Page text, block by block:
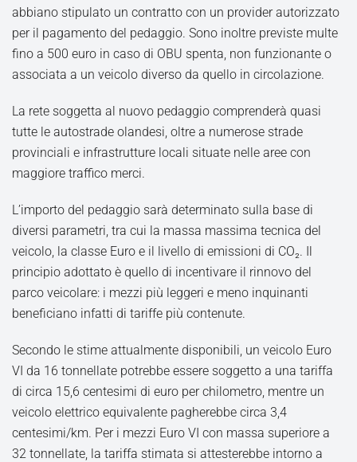
abbiano stipulato un contratto con un provider autorizzato
per il pagamento del pedaggio. Sono inoltre previste multe
fino a 500 euro in caso di OBU spenta, non funzionante o
associata a un veicolo diverso da quello in circolazione.
La rete soggetta al nuovo pedaggio comprenderà quasi
tutte le autostrade olandesi, oltre a numerose strade
provinciali e infrastrutture locali situate nelle aree con
maggiore traffico merci.
L’importo del pedaggio sarà determinato sulla base di
diversi parametri, tra cui la massa massima tecnica del
veicolo, la classe Euro e il livello di emissioni di CO₂. Il
principio adottato è quello di incentivare il rinnovo del
parco veicolare: i mezzi più leggeri e meno inquinanti
beneficiano infatti di tariffe più contenute.
Secondo le stime attualmente disponibili, un veicolo Euro
VI da 16 tonnellate potrebbe essere soggetto a una tariffa
di circa 15,6 centesimi di euro per chilometro, mentre un
veicolo elettrico equivalente pagherebbe circa 3,4
centesimi/km. Per i mezzi Euro VI con massa superiore a
32 tonnellate, la tariffa stimata si attesterebbe intorno a